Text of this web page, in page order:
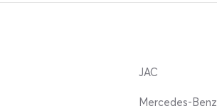
JAC
Mercedes-Benz